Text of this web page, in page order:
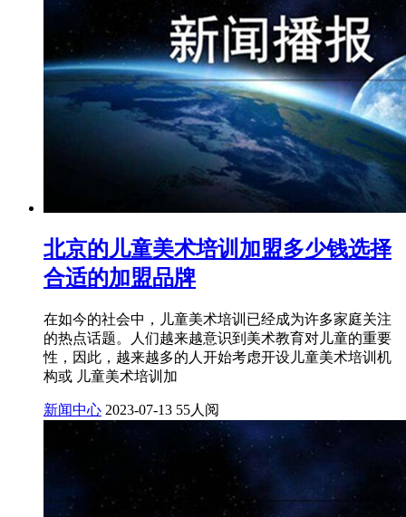
北京的儿童美术培训加盟多少钱选择
合适的加盟品牌
在如今的社会中，儿童美术培训已经成为许多家庭关注
的热点话题。人们越来越意识到美术教育对儿童的重要
性，因此，越来越多的人开始考虑开设儿童美术培训机
构或 儿童美术培训加
新闻中心 2023-07-13 55人阅